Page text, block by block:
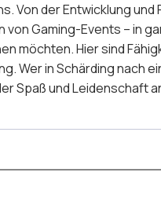
Von der Entwicklung
von Gaming-Events – in
möchten. Hier sind
Wer in Schärding nach
Spaß und Leidenschaft